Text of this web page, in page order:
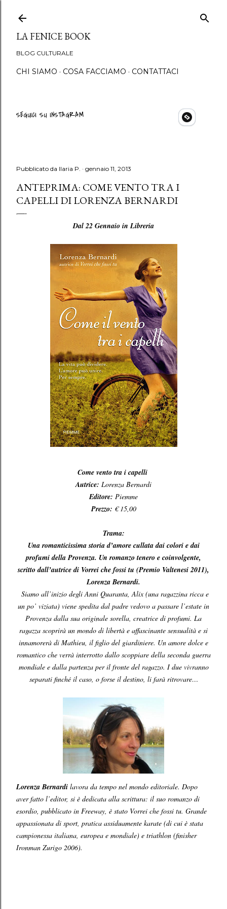
LA FENICE BOOK
BLOG CULTURALE
CHI SIAMO COSA FACCIAMO CONTATTACI
SEGUICI SU INSTAGRAM
Pubblicato da Ilaria P. gennaio 11, 2013
ANTEPRIMA: COME VENTO TRA I
CAPELLI DI LORENZA BERNARDI
Dal 22 Gennaio in Libreria
Come vento tra i capelli
Autrice: Lorenza Bernardi
Editore: Piemme
Prezzo: € 15,00
Trama:
Una romanticissima storia d’amore cullata dai colori e dai
profumi della Provenza. Un romanzo tenero e coinvolgente,
scritto dall’autrice di Vorrei che fossi tu (Premio Valtenesi 2011),
Lorenza Bernardi.
Siamo all’inizio degli Anni Quaranta, Alix (una ragazzina ricca e
un po’ viziata) viene spedita dal padre vedovo a passare l’estate in
Provenza dalla sua originale sorella, creatrice di profumi. La
ragazza scoprirà un mondo di libertà e affascinante sensualità e si
innamorerà di Mathieu, il figlio del giardiniere. Un amore dolce e
romantico che verrà interrotto dallo scoppiare della seconda guerra
mondiale e dalla partenza per il fronte del ragazzo. I due vivranno
separati finché il caso, o forse il destino, li farà ritrovare…
Lorenza Bernardi lavora da tempo nel mondo editoriale. Dopo
aver fatto l’editor, si è dedicata alla scrittura: il suo romanzo di
esordio, pubblicato in Freeway, è stato Vorrei che fossi tu. Grande
appassionata di sport, pratica assiduamente karate (di cui è stata
campionessa italiana, europea e mondiale) e triathlon (finisher
Ironman Zurigo 2006).